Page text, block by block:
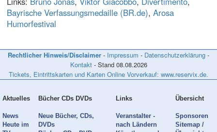
Bayrische Verfassungsmedaille (BR.de), Arosa
Humorfestival
Rechtlicher Hinweis/Disclaimer - Impressum - Datenschutzerklärung -
Kontakt- Stand 08.08.2026
Tickets, Eintrittskarten und Karten Online Vorverkauf: www.reservix.de.
Aktuelles
News
Heute im
Bücher CDs DVDs
Neue Bücher, CDs,
DVDs
Links
Veranstalter -
nach Ländern
Übersicht
Sponsoren
Sitemap /